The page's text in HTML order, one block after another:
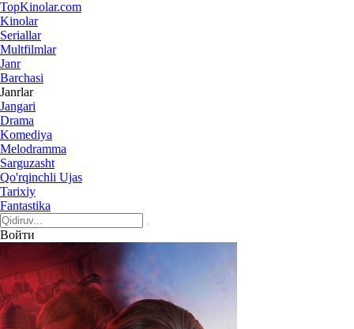
TopKinolar.com
Kinolar
Seriallar
Multfilmlar
Janr
Barchasi
Janrlar
Jangari
Drama
Komediya
Melodramma
Sarguzasht
Qo'rqinchli Ujas
Tarixiy
Fantastika
Войти